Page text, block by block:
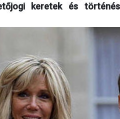
keretek és